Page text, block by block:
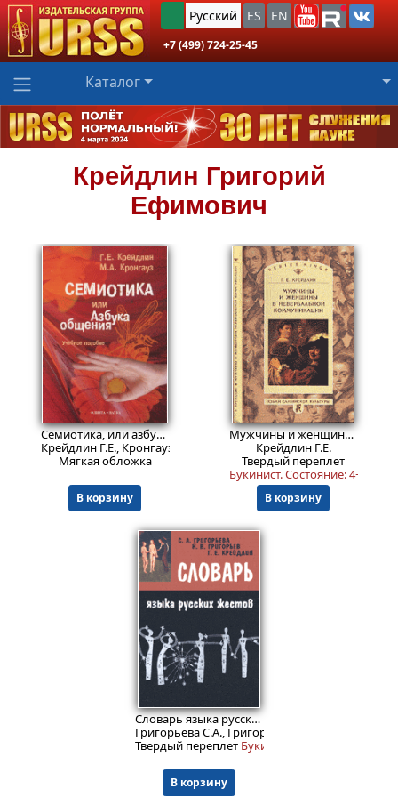
Русский ES EN
+7 (499) 724-25-45
Каталог
Крейдлин Григорий
Ефимович
672₽
Семиотика, или азбука общения.
Изд. 10
Крейдлин Г.Е., Кронгауз М.А.
Мягкая обложка
В корзину
1699₽
Мужчины и женщины в невербальной коммуникации
Крейдлин Г.Е.
Твердый переплет
Букинист.Состояние: 4+
В корзину
Словарь языка русских жестов.
Григорьева С.А., Григорьев Н.В., Крейдлин Г.Е.
Твердый переплет Букинист.
В корзину